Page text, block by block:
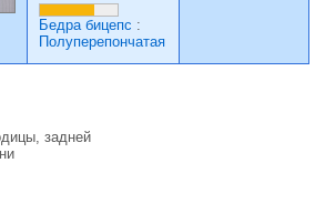
Бедра бицепс :
Полуперепончатая
задней